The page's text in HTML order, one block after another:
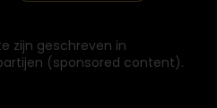
zijn geschreven in
(sponsored content).